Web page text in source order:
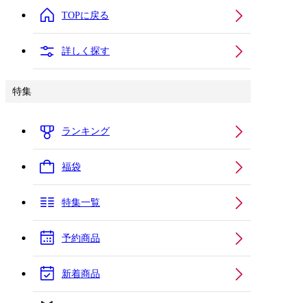
TOPに戻る
詳しく探す
特集
ランキング
福袋
特集一覧
予約商品
新着商品